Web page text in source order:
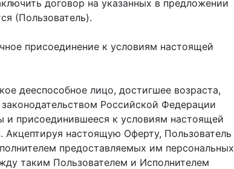
договор на указанных в предложении
(Пользователь).
присоединение к условиям настоящей
дееспособное лицо, достигшее возраста,
Российской Федерации
и присоединившееся к условиям настоящей
настоящую Оферту, Пользователь
предоставляемых им персональных
таким Пользователем и Исполнителем